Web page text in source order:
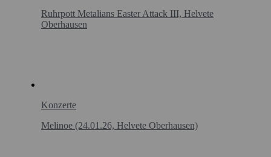
Ruhrpott Metalians Easter Attack III, Helvete
Oberhausen
Konzerte
Melinoe (24.01.26, Helvete Oberhausen)